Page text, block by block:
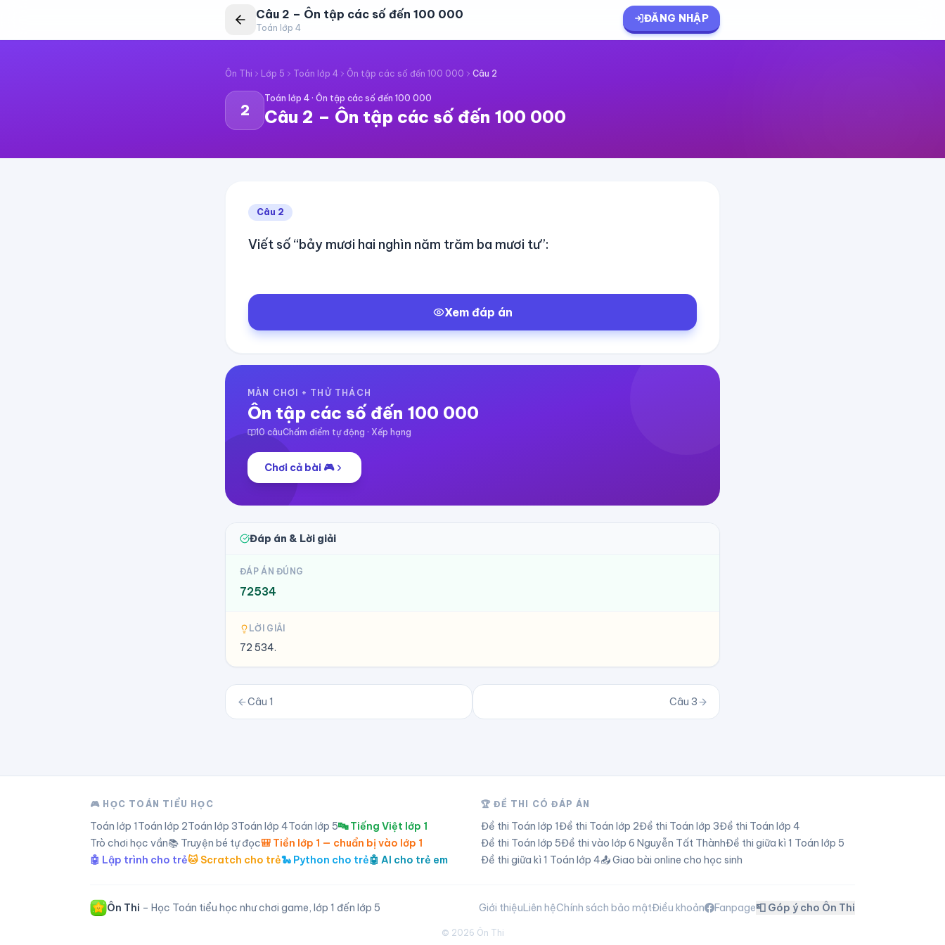
Câu 2 – Ôn tập các số đến 100 000
Toán lớp 4
ĐĂNG NHẬP
Ôn Thi Lớp 5 Toán lớp 4 Ôn tập các số đến 100 000 Câu 2
2
Toán lớp 4 · Ôn tập các số đến 100 000
Câu 2 – Ôn tập các số đến 100 000
Câu 2
Viết số “bảy mươi hai nghìn năm trăm ba mươi tư”:
Xem đáp án
MÀN CHƠI + THỬ THÁCH
Ôn tập các số đến 100 000
10câuChấm điểm tự động · Xếp hạng
Chơi cả bài 🎮
Đáp án & Lời giải
ĐÁP ÁN ĐÚNG
72534
LỜI GIẢI
72 534.
Câu 1 Câu 3
🎮 HỌC TOÁN TIỂU HỌC
Toán lớp 1Toán lớp 2Toán lớp 3Toán lớp 4Toán lớp 5🔤 Tiếng Việt lớp 1
Trò chơi học vần📚 Truyện bé tự đọc🎒 Tiền lớp 1 — chuẩn bị vào lớp 1
🤖 Lập trình cho trẻ🐱 Scratch cho trẻ🐍 Python cho trẻ🤖 AI cho trẻ em
🏆 ĐỀ THI CÓ ĐÁP ÁN
Đề thi Toán lớp 1Đề thi Toán lớp 2Đề thi Toán lớp 3Đề thi Toán lớp 4
Đề thi Toán lớp 5Đề thi vào lớp 6 Nguyễn Tất ThànhĐề thi giữa kì 1 Toán lớp 5
Đề thi giữa kì 1 Toán lớp 4📤 Giao bài online cho học sinh
Ôn Thi – Học Toán tiểu học như chơi game, lớp 1 đến lớp 5 Giới thiệuLiên hệChính sách bảo mậtĐiều khoản Fanpage📮 Góp ý cho Ôn Thi
© 2026 Ôn Thi